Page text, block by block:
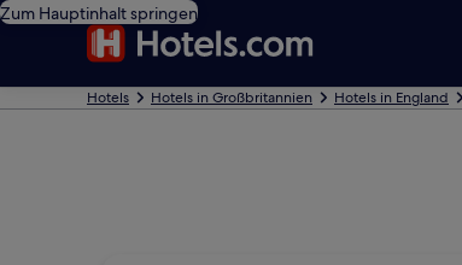
Zum Hauptinhalt springen
Hotels Hotels in Großbritannien Hotels in England